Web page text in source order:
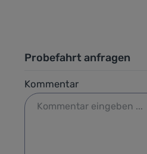
Probefahrt anfragen
Kommentar